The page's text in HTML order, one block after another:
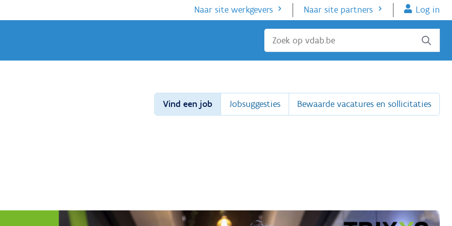
Naar site werkgevers Naar site partners Log in
Sluiten
Vind een job Jobsuggesties Bewaarde vacatures en sollicitaties